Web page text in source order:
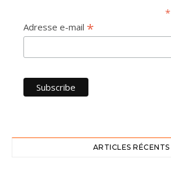
*
Adresse e-mail *
ARTICLES RÉCENTS